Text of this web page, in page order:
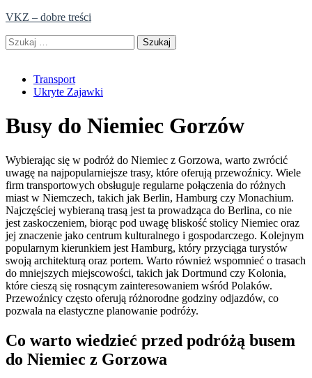
Skip
content
VKZ – dobre treści
Szukaj:
Transport
Ukryte Zajawki
Busy do Niemiec Gorzów
Wybierając się w podróż do Niemiec z Gorzowa, warto zwrócić
uwagę na najpopularniejsze trasy, które oferują przewoźnicy. Wiele
firm transportowych obsługuje regularne połączenia do różnych
miast w Niemczech, takich jak Berlin, Hamburg czy Monachium.
Najczęściej wybieraną trasą jest ta prowadząca do Berlina, co nie
jest zaskoczeniem, biorąc pod uwagę bliskość stolicy Niemiec oraz
jej znaczenie jako centrum kulturalnego i gospodarczego. Kolejnym
popularnym kierunkiem jest Hamburg, który przyciąga turystów
swoją architekturą oraz portem. Warto również wspomnieć o trasach
do mniejszych miejscowości, takich jak Dortmund czy Kolonia,
które cieszą się rosnącym zainteresowaniem wśród Polaków.
Przewoźnicy często oferują różnorodne godziny odjazdów, co
pozwala na elastyczne planowanie podróży.
Co warto wiedzieć przed podróżą busem
do Niemiec z Gorzowa